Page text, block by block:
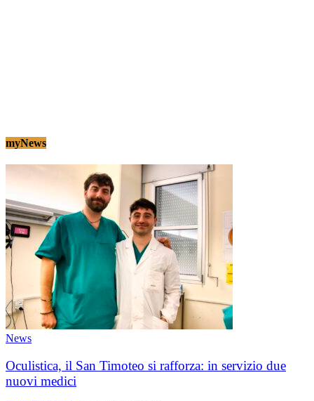
myNews
News
Oculistica, il San Timoteo si rafforza: in servizio due
nuovi medici